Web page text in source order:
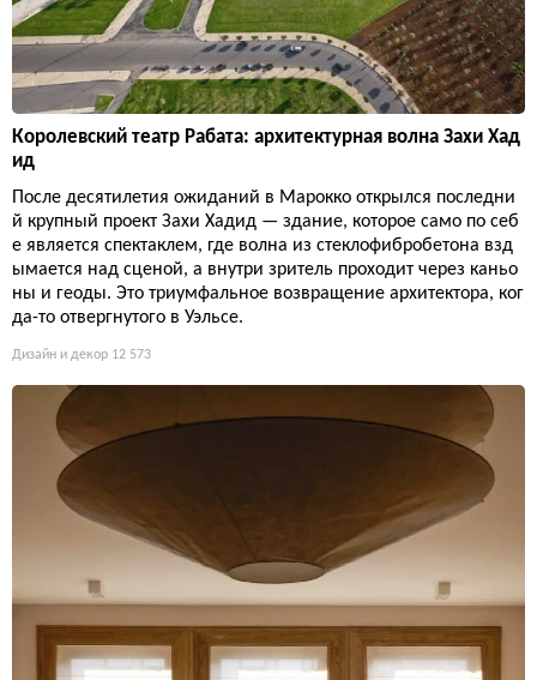
Королевский театр Рабата: архитектурная волна Захи Хад
ид
После десятилетия ожиданий в Марокко открылся последни
й крупный проект Захи Хадид — здание, которое само по себ
е является спектаклем, где волна из стеклофибробетона взд
ымается над сценой, а внутри зритель проходит через каньо
ны и геоды. Это триумфальное возвращение архитектора, ког
да-то отвергнутого в Уэльсе.
Дизайн и декор 12 573